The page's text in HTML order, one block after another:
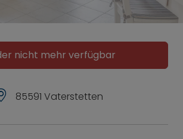
nicht mehr verfügbar
85591 Vaterstetten